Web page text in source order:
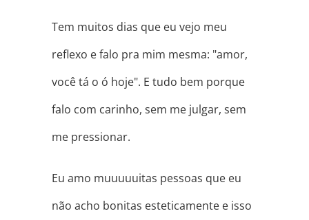
Tem muitos dias que eu vejo meu
reflexo e falo pra mim mesma: "amor,
você tá o ó hoje". E tudo bem porque
falo com carinho, sem me julgar, sem
me pressionar.
Eu amo muuuuuitas pessoas que eu
não acho bonitas esteticamente e isso